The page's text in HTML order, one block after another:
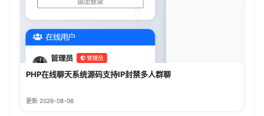
PHP在线聊天系统源码支持IP封禁多人群聊
更新 2026-08-06